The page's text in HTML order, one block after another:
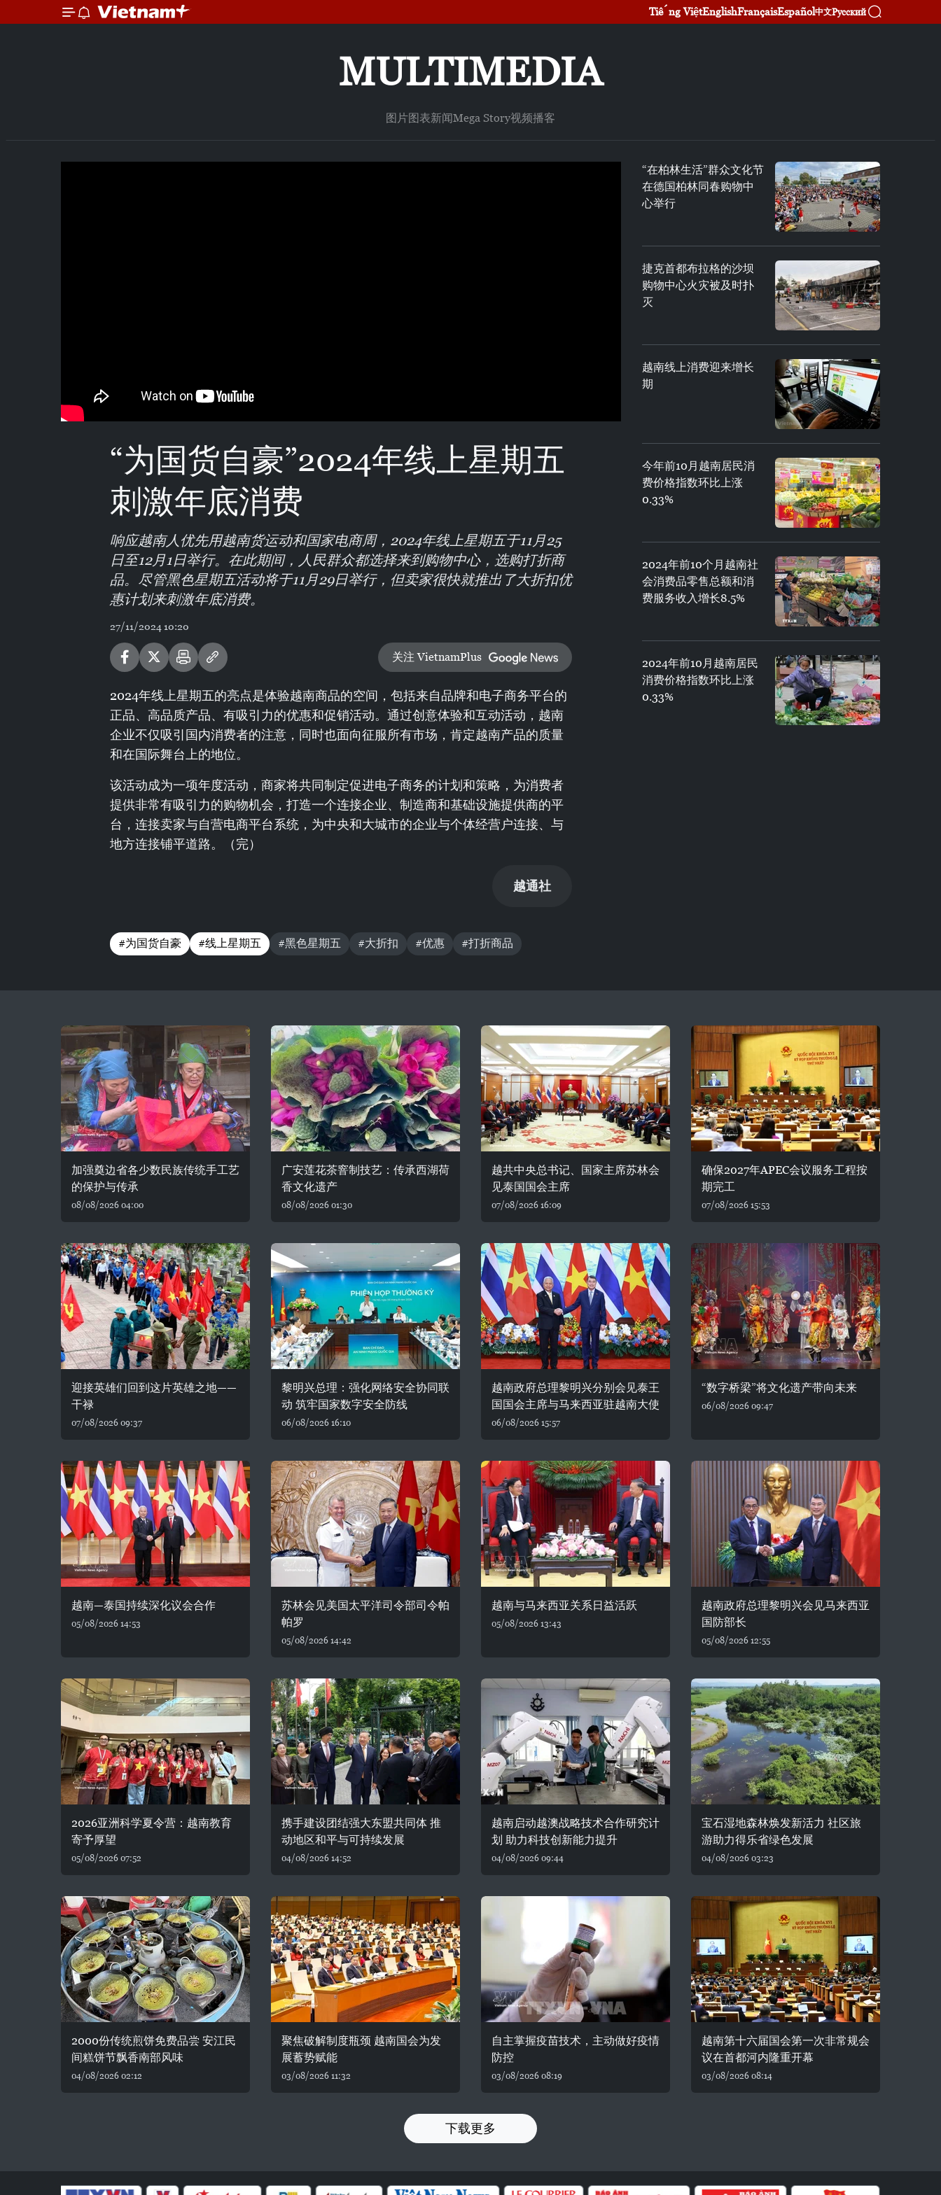
Tiếng ViệtEnglishFrançaisEspañol中文Русский
MULTIMEDIA
图片图表新闻Mega Story视频播客
“为国货自豪”2024年线上星期五
刺激年底消费
响应越南人优先用越南货运动和国家电商周，2024年线上星期五于11月25
日至12月1日举行。在此期间，人民群众都选择来到购物中心，选购打折商
品。尽管黑色星期五活动将于11月29日举行，但卖家很快就推出了大折扣优
惠计划来刺激年底消费。
27/11/2024 10:20
关注 VietnamPlus
2024年线上星期五的亮点是体验越南商品的空间，包括来自品牌和电子商务平台的
正品、高品质产品、有吸引力的优惠和促销活动。通过创意体验和互动活动，越南
企业不仅吸引国内消费者的注意，同时也面向征服所有市场，肯定越南产品的质量
和在国际舞台上的地位。
该活动成为一项年度活动，商家将共同制定促进电子商务的计划和策略，为消费者
提供非常有吸引力的购物机会，打造一个连接企业、制造商和基础设施提供商的平
台，连接卖家与自营电商平台系统，为中央和大城市的企业与个体经营户连接、与
地方连接铺平道路。（完）
越通社
#为国货自豪 #线上星期五 #黑色星期五 #大折扣 #优惠 #打折商品
“在柏林生活”群众文化节
在德国柏林同春购物中
心举行
捷克首都布拉格的沙坝
购物中心火灾被及时扑
灭
越南线上消费迎来增长
期
今年前10月越南居民消
费价格指数环比上涨
0.33%
2024年前10个月越南社
会消费品零售总额和消
费服务收入增长8.5%
2024年前10月越南居民
消费价格指数环比上涨
0.33%
加强奠边省各少数民族传统手工艺
的保护与传承
08/08/2026 04:00
广安莲花茶窨制技艺：传承西湖荷
香文化遗产
08/08/2026 01:30
越共中央总书记、国家主席苏林会
见泰国国会主席
07/08/2026 16:09
确保2027年APEC会议服务工程按
期完工
07/08/2026 15:53
迎接英雄们回到这片英雄之地——
干禄
07/08/2026 09:37
黎明兴总理：强化网络安全协同联
动 筑牢国家数字安全防线
06/08/2026 16:10
越南政府总理黎明兴分别会见泰王
国国会主席与马来西亚驻越南大使
06/08/2026 15:57
“数字桥梁”将文化遗产带向未来
06/08/2026 09:47
越南—泰国持续深化议会合作
05/08/2026 14:53
苏林会见美国太平洋司令部司令帕
帕罗
05/08/2026 14:42
越南与马来西亚关系日益活跃
05/08/2026 13:43
越南政府总理黎明兴会见马来西亚
国防部长
05/08/2026 12:55
2026亚洲科学夏令营：越南教育
寄予厚望
05/08/2026 07:52
携手建设团结强大东盟共同体 推
动地区和平与可持续发展
04/08/2026 14:52
越南启动越澳战略技术合作研究计
划 助力科技创新能力提升
04/08/2026 09:44
宝石湿地森林焕发新活力 社区旅
游助力得乐省绿色发展
04/08/2026 03:23
2000份传统煎饼免费品尝 安江民
间糕饼节飘香南部风味
04/08/2026 02:12
聚焦破解制度瓶颈 越南国会为发
展蓄势赋能
03/08/2026 11:32
自主掌握疫苗技术，主动做好疫情
防控
03/08/2026 08:19
越南第十六届国会第一次非常规会
议在首都河内隆重开幕
03/08/2026 08:14
下载更多